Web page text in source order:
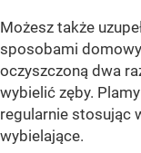
Możesz także
sposobami
oczyszczoną dwa
wybielić zęby.
regularnie stosując
wybielające.